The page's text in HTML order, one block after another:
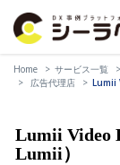
Home サービス一覧
広告代理店
Lumii
Lumii Video
Lumii）